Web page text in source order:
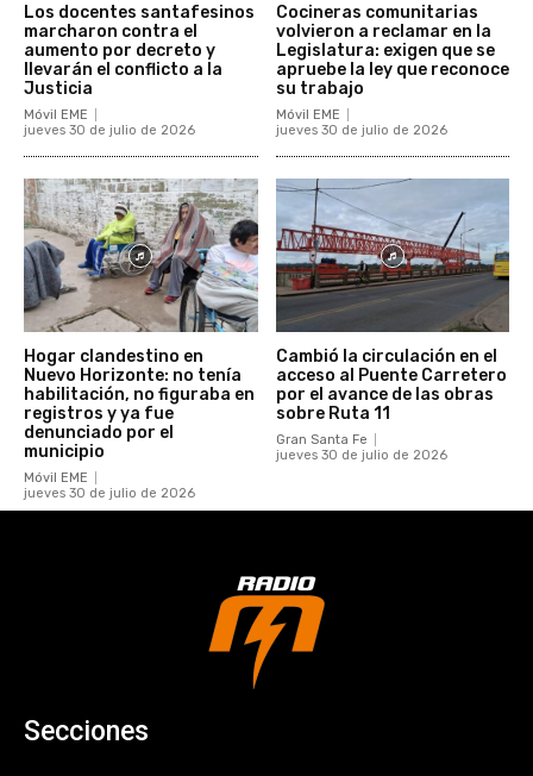
Los docentes santafesinos
marcharon contra el
aumento por decreto y
llevarán el conflicto a la
Justicia
Móvil EME
jueves 30 de julio de 2026
Cocineras comunitarias
volvieron a reclamar en la
Legislatura: exigen que se
apruebe la ley que reconoce
su trabajo
Móvil EME
jueves 30 de julio de 2026
Hogar clandestino en
Nuevo Horizonte: no tenía
habilitación, no figuraba en
registros y ya fue
denunciado por el
municipio
Móvil EME
jueves 30 de julio de 2026
Cambió la circulación en el
acceso al Puente Carretero
por el avance de las obras
sobre Ruta 11
Gran Santa Fe
jueves 30 de julio de 2026
Secciones